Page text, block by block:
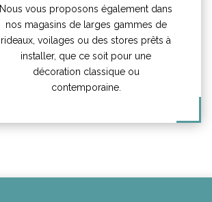
Nous vous proposons également dans
nos magasins de larges gammes de
rideaux, voilages ou des stores prêts à
installer, que ce soit pour une
décoration classique ou
contemporaine.